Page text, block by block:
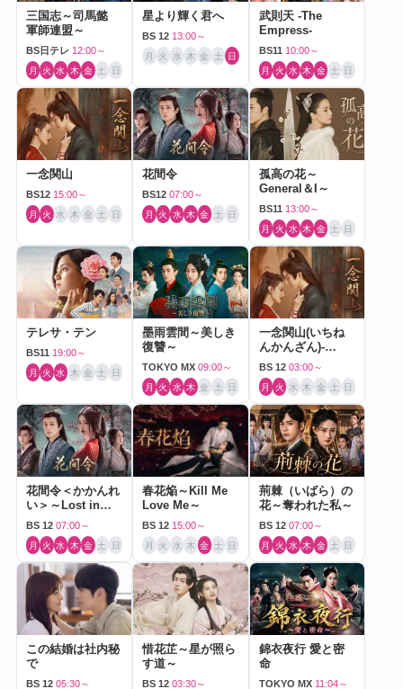
三国志～司馬懿
軍師連盟～
BS日テレ 12:00～
月 火 水 木 金 土 日
星より輝く君へ
BS 12 13:00～
月 火 水 木 金 土 日
武則天 -The
Empress-
BS11 10:00～
月 火 水 木 金 土 日
一念関山
BS12 15:00～
月 火 水 木 金 土 日
花間令
BS12 07:00～
月 火 水 木 金 土 日
孤高の花～
General＆I～
BS11 13:00～
月 火 水 木 金 土 日
テレサ・テン
BS11 19:00～
月 火 水 木 金 土 日
墨雨雲間～美しき
復讐～
TOKYO MX 09:00～
月 火 水 木 金 土 日
一念関山(いちね
んかんざん)-
Journey to Love-
BS 12 03:00～
月 火 水 木 金 土 日
花間令＜かかんれ
い＞～Lost in
Love～
BS 12 07:00～
月 火 水 木 金 土 日
春花焔～Kill Me
Love Me～
BS 12 15:00～
月 火 水 木 金 土 日
荊棘（いばら）の
花～奪われた私～
BS 12 07:00～
月 火 水 木 金 土 日
この結婚は社内秘
で
BS 12 05:30～
惜花芷～星が照ら
す道～
BS 12 03:30～
錦衣夜行 愛と密
命
TOKYO MX 11:04～